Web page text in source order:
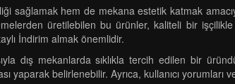
sağlamak hem de mekana estetik katmak
üretilebilen bu ürünler, kaliteli bir
İndirim almak önemlidir.
dış mekanlarda sıklıkla tercih edilen bir
yaparak belirlenebilir. Ayrıca, kullanıcı yorumları